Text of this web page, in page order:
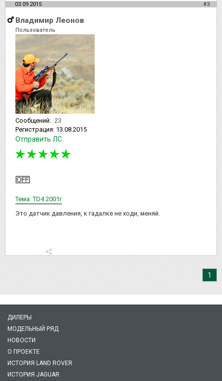
03.09.2015 #3
Владимир Леонов
Пользователь
Сообщений: 23
Регистрация: 13.08.2015
Отправить ЛС
Тема: TD4 2001г
Это датчик давления, к гадалке не ходи, меняй.
1
ДИЛЕРЫ
МОДЕЛЬНЫЙ РЯД
НОВОСТИ
О ПРОЕКТЕ
ИСТОРИЯ LAND ROVER
ИСТОРИЯ JAGUAR